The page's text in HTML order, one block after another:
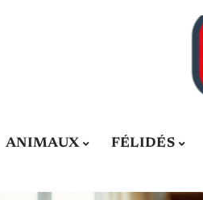
ANIMAUX FÉLIDÉS